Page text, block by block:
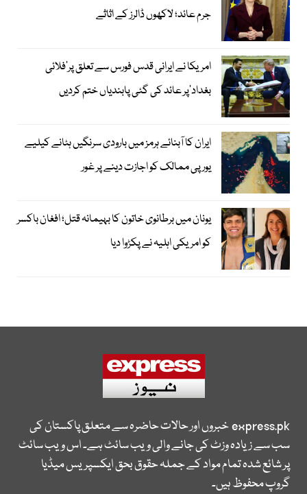
جرم عائد؛ لاکھوں ڈالرز کے اثاثے
امریکا نے ایرانی قدس فورس سے تعلق پر’فلائی
بغداد‘پر عائد کی گئی پابندیاں ختم کردیں
ایران کا آبنائے ہرمز میں بارودی سرنگیں ہٹانے کیلیے
یورپی ممالک کو اجازت دینے پر غور
یونان میں برطانوی خاتون کا بہیمانہ قتل؛ افغان باکسر
کو امریکی اہلیہ نے پکڑوا دیا
express.pkخبروں اور حالات حاضرہ سے متعلق پاکستان کی
سب سے زیادہ وزٹ کی جانے والی ویب سائٹ ہے۔ اس ویب سائٹ
پر شائع شدہ تمام مواد کے جملہ حقوق بحق ایکسپریس میڈیا
گروپ محفوظ ہیں۔